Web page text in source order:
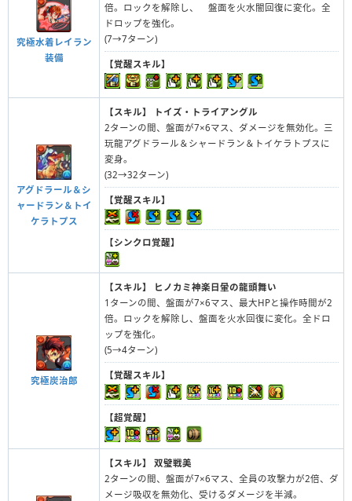
究極水着レイラン
装備
倍。ロックを解除し、 盤面を火水闇回復に変化。全
ドロップを強化。
(7→7ターン)
【覚醒スキル】
アグドラール＆シ
ャードラン＆トイ
ケラトプス
【スキル】
トイズ・トライアングル
2ターンの間、盤面が7×6マス、ダメージを無効化。三
玩龍アグドラール＆シャードラン＆トイケラトプスに
変身。
(32→32ターン)
【覚醒スキル】
【シンクロ覚醒】
究極炭治郎
【スキル】
ヒノカミ神楽日暈の龍頭舞い
1ターンの間、盤面が7×6マス、最大HPと操作時間が2
倍。ロックを解除し、盤面を火水回復に変化。全ドロ
ップを強化。
(5→4ターン)
【覚醒スキル】
【超覚醒】
【スキル】
双璧戦美
2ターンの間、盤面が7×6マス、全員の攻撃力が2倍、ダ
メージ吸収を無効化、受けるダメージを半減。